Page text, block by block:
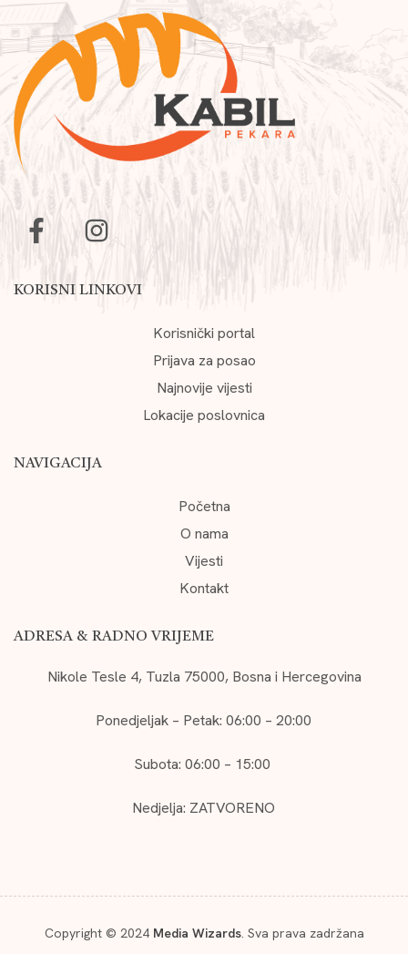
KORISNI LINKOVI
Korisnički portal
Prijava za posao
Najnovije vijesti
Lokacije poslovnica
NAVIGACIJA
Početna
O nama
Vijesti
Kontakt
ADRESA & RADNO VRIJEME
Nikole Tesle 4, Tuzla 75000, Bosna i Hercegovina
Ponedjeljak – Petak: 06:00 – 20:00
Subota: 06:00 – 15:00
Nedjelja: ZATVORENO
Copyright © 2024 Media Wizards. Sva prava zadržana